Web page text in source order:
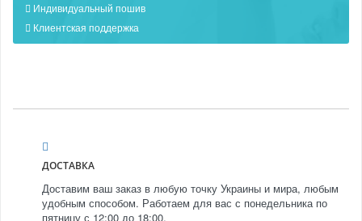
Индивидуальный пошив
Клиентская поддержка
ДОСТАВКА
Доставим ваш заказ в любую точку Украины и мира, любым
удобным способом. Работаем для вас с понедельника по
пятницу с 12:00 до 18:00.